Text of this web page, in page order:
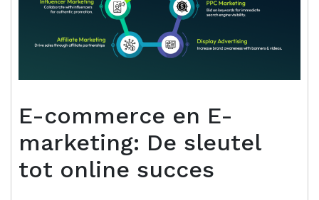
E-commerce en E-
marketing: De sleutel
tot online succes